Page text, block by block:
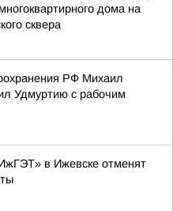
дома на
сквера
РФ Михаил
Удмуртию с рабочим
в Ижевске отменят